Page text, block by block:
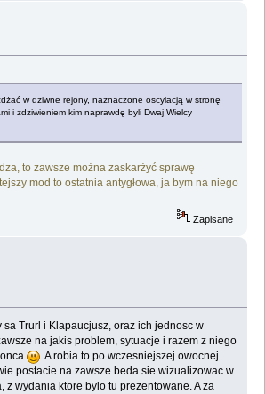
w dziwne rejony, naznaczone oscylacją w stronę
i zdziwieniem kim naprawdę byli Dwaj Wielcy
to zawsze można zaskarżyć sprawę
mod to ostatnia antygłowa, ja bym na niego
Zapisane
Trurl i Klapaucjusz, oraz ich jednosc w
na jakis problem, sytuacje i razem z niego
. A robia to po wczesniejszej owocnej
postacie na zawsze beda sie wizualizowac w
z wydania ktore bylo tu prezentowane. A za